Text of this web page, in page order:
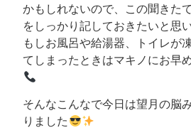
かもしれないので、この聞きた
をしっかり記しておきたいと思
もしお風呂や給湯器、トイレが
てしまったときはマキノにお早
そんなこんなで今日は望月の脳
りました